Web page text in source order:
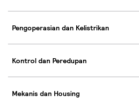
Pengoperasian dan Kelistrikan
Kontrol dan Peredupan
Mekanis dan Housing